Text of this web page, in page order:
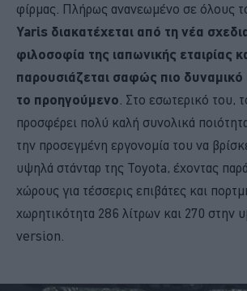
φίρμας. Πλήρως ανανεωμένο σε όλους
Yaris διακατέχεται από τη νέα
φιλοσοφία της ιαπωνικής εταιρίας
παρουσιάζεται σαφώς πιο δυναμικό
το προηγούμενο. Στο εσωτερικό του,
προσφέρει πολύ καλή συνολικά
την προσεγμένη εργονομία του να
υψηλά στάνταρ της Toyota, έχοντας
χώρους για τέσσερις επιβάτες και
χωρητικότητα 286 λίτρων και 270 στην
version.